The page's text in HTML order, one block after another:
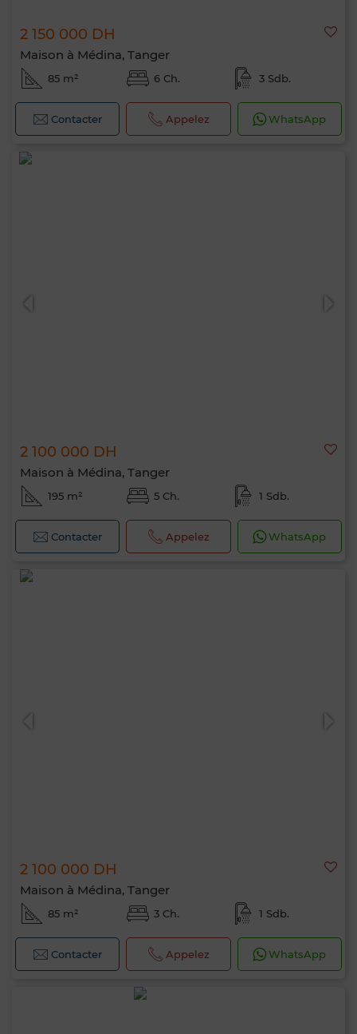
2 150 000 DH
Maison à Médina, Tanger
85 m² 6 Ch. 3 Sdb.
Contacter Appelez WhatsApp
2 100 000 DH
Maison à Médina, Tanger
195 m² 5 Ch. 1 Sdb.
Contacter Appelez WhatsApp
2 100 000 DH
Maison à Médina, Tanger
85 m² 3 Ch. 1 Sdb.
Contacter Appelez WhatsApp
Bonjour, je suis MIA. Quel critère souhaitez-
vous appliquer maintenant ?